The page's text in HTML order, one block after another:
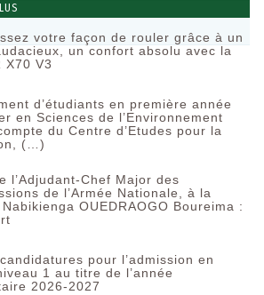
votre façon de rouler grâce à un
un confort absolu avec la
X70 V3
d’étudiants en première année
en Sciences de l’Environnement
du Centre d’Etudes pour la
(…)
l’Adjudant-Chef Major des
de l’Armée Nationale, à la
OUEDRAOGO Boureima :
pour l’admission en
1 au titre de l’année
2026-2027